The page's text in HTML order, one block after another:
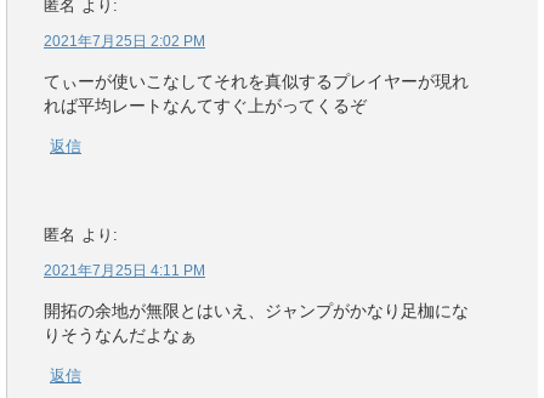
匿名 より:
2021年7月25日 2:02 PM
てぃーが使いこなしてそれを真似するプレイヤーが現れ
れば平均レートなんてすぐ上がってくるぞ
返信
匿名 より:
2021年7月25日 4:11 PM
開拓の余地が無限とはいえ、ジャンプがかなり足枷にな
りそうなんだよなぁ
返信